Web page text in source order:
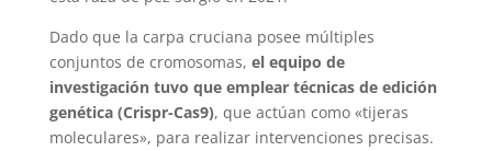
Dado que la carpa cruciana posee múltiples
conjuntos de cromosomas, el equipo de
investigación tuvo que emplear técnicas de edición
genética (Crispr-Cas9), que actúan como «tijeras
moleculares», para realizar intervenciones precisas.